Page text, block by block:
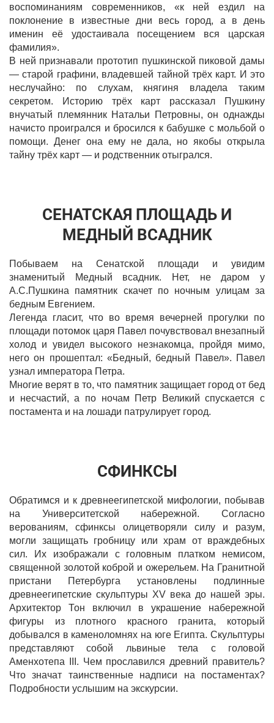
воспоминаниям современников, «к ней ездил на
поклонение в известные дни весь город, а в день
именин её удостаивала посещением вся царская
фамилия».
В ней признавали прототип пушкинской пиковой дамы
— старой графини, владевшей тайной трёх карт. И это
неслучайно: по слухам, княгиня владела таким
секретом. Историю трёх карт рассказал Пушкину
внучатый племянник Натальи Петровны, он однажды
начисто проигрался и бросился к бабушке с мольбой о
помощи. Денег она ему не дала, но якобы открыла
тайну трёх карт — и родственник отыгрался.
СЕНАТСКАЯ ПЛОЩАДЬ И
МЕДНЫЙ ВСАДНИК
Побываем на Сенатской площади и увидим
знаменитый Медный всадник. Нет, не даром у
А.С.Пушкина памятник скачет по ночным улицам за
бедным Евгением.
Легенда гласит, что во время вечерней прогулки по
площади потомок царя Павел почувствовал внезапный
холод и увидел высокого незнакомца, пройдя мимо,
него он прошептал: «Бедный, бедный Павел». Павел
узнал императора Петра.
Многие верят в то, что памятник защищает город от бед
и несчастий, а по ночам Петр Великий спускается с
постамента и на лошади патрулирует город.
СФИНКСЫ
Обратимся и к древнеегипетской мифологии, побывав
на Университетской набережной. Согласно
верованиям, сфинксы олицетворяли силу и разум,
могли защищать гробницу или храм от враждебных
сил. Их изображали с головным платком немисом,
священной золотой коброй и ожерельем. На Гранитной
пристани Петербурга установлены подлинные
древнеегипетские скульптуры XV века до нашей эры.
Архитектор Тон включил в украшение набережной
фигуры из плотного красного гранита, который
добывался в каменоломнях на юге Египта. Скульптуры
представляют собой львиные тела с головой
Аменхотепа III. Чем прославился древний правитель?
Что значат таинственные надписи на постаментах?
Подробности услышим на экскурсии.